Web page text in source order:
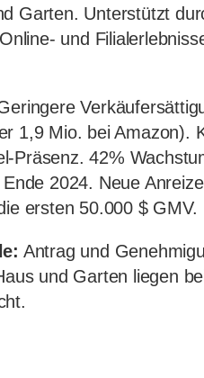
Garten. Unterstützt
und
1,9 Mio. bei Amazon).
Präsenz. 42%
2024. Neue
ersten 50.000 $ GMV.
Antrag und
und Garten liegen